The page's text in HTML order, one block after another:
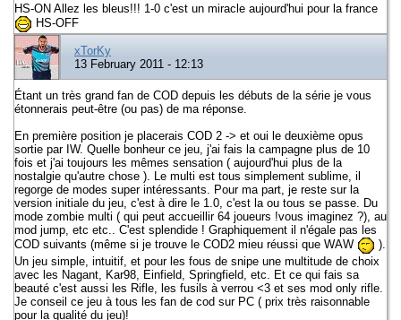
HS-ON Allez les bleus!!! 1-0 c'est un miracle aujourd'hui pour la france
HS-OFF
xTorKy
13 February 2011 - 12:13
Étant un très grand fan de COD depuis les débuts de la série je vous
étonnerais peut-être (ou pas) de ma réponse.
En première position je placerais COD 2 -> et oui le deuxième opus
sortie par IW. Quelle bonheur ce jeu, j'ai fais la campagne plus de 10
fois et j'ai toujours les mêmes sensation ( aujourd'hui plus de la
nostalgie qu'autre chose ). Le multi est tous simplement sublime, il
regorge de modes super intéressants. Pour ma part, je reste sur la
version initiale du jeu, c'est à dire le 1.0, c'est la ou tous se passe. Du
mode zombie multi ( qui peut accueillir 64 joueurs !vous imaginez ?), au
mod jump, etc etc.. C'est splendide ! Graphiquement il n'égale pas les
COD suivants (même si je trouve le COD2 mieu réussi que WAW
).
Un jeu simple, intuitif, et pour les fous de snipe une multitude de choix
avec les Nagant, Kar98, Einfield, Springfield, etc. Et ce qui fais sa
beauté c'est aussi les Rifle, les fusils à verrou <3 et ses mod only rifle.
Je conseil ce jeu à tous les fan de cod sur PC ( prix très raisonnable
pour la qualité du jeu)!